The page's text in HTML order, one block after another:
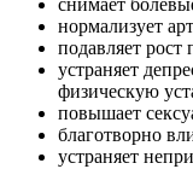
снимает
нормализует
подавляет
устраняет
физическую
повышает
благотворно
устраняет